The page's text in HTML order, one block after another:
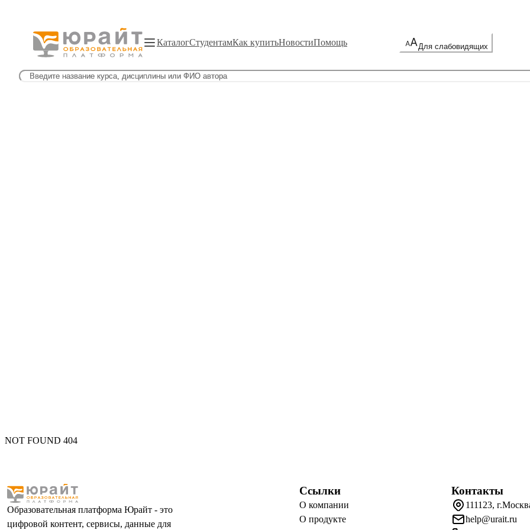
КаталогСтудентамКак купитьНовостиПомощь Для слабовидящих
NOT FOUND 404
Образовательная платформа Юрайт - это
цифровой контент, сервисы, данные для
Ссылки
О компании
О продукте
Контакты
111123,
help@urait.ru